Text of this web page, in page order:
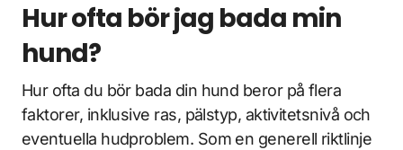
Hur ofta bör jag bada min
hund?
Hur ofta du bör bada din hund beror på flera
faktorer, inklusive ras, pälstyp, aktivitetsnivå och
eventuella hudproblem. Som en generell riktlinje